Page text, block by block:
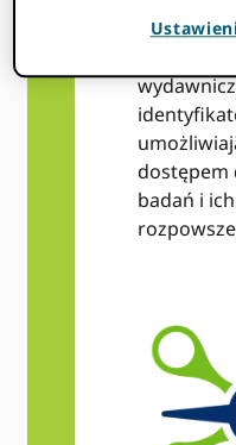
dostępem
badań i ich